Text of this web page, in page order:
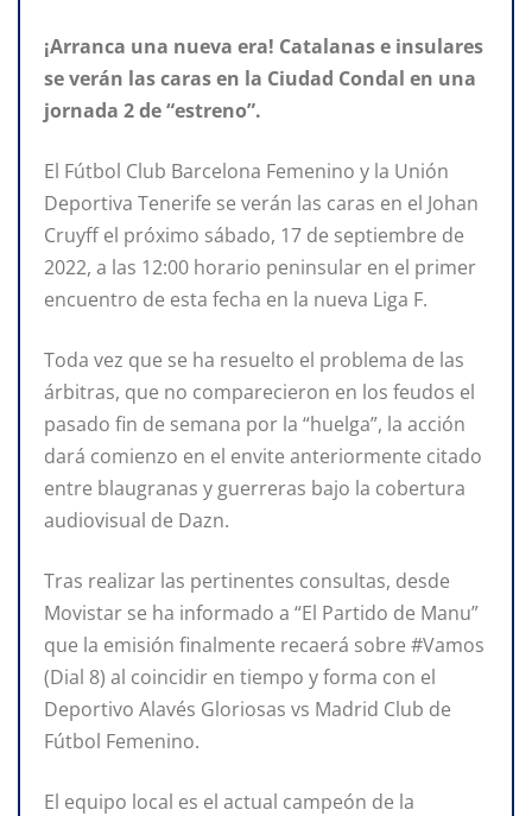
¡Arranca una nueva era! Catalanas e insulares
se verán las caras en la Ciudad Condal en una
jornada 2 de “estreno”.
El Fútbol Club Barcelona Femenino y la Unión
Deportiva Tenerife se verán las caras en el Johan
Cruyff el próximo sábado, 17 de septiembre de
2022, a las 12:00 horario peninsular en el primer
encuentro de esta fecha en la nueva Liga F.
Toda vez que se ha resuelto el problema de las
árbitras, que no comparecieron en los feudos el
pasado fin de semana por la “huelga”, la acción
dará comienzo en el envite anteriormente citado
entre blaugranas y guerreras bajo la cobertura
audiovisual de Dazn.
Tras realizar las pertinentes consultas, desde
Movistar se ha informado a “El Partido de Manu”
que la emisión finalmente recaerá sobre #Vamos
(Dial 8) al coincidir en tiempo y forma con el
Deportivo Alavés Gloriosas vs Madrid Club de
Fútbol Femenino.
El equipo local es el actual campeón de la